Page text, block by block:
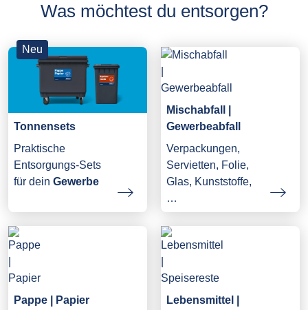
Was möchtest du entsorgen?
Neu
Tonnensets
Praktische
Entsorgungs-Sets
für dein Gewerbe
Mischabfall |
Gewerbeabfall
Verpackungen,
Servietten, Folie,
Glas, Kunststoffe,
…
Pappe | Papier
Lebensmittel |